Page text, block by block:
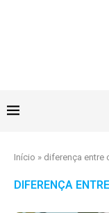
Início » diferença entre
DIFERENÇA